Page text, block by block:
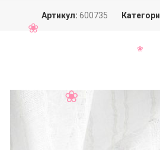
Артикул: 600735